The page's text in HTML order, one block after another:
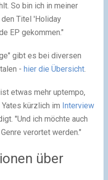
So bin ich in meiner
Titel 'Holiday
EP gekommen."
gibt es bei diversen
- hier die Übersicht.
etwas mehr uptempo,
kürzlich im Interview
"Und ich möchte auch
verortet werden."
über